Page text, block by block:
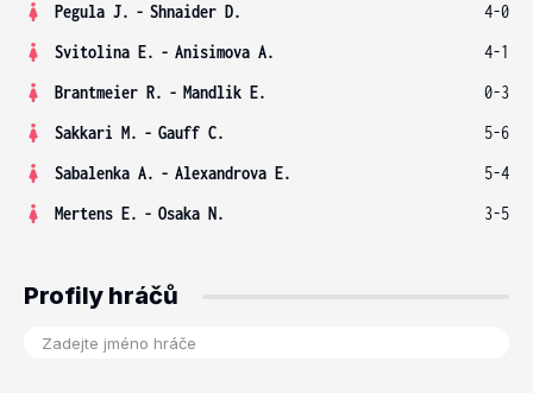
Pegula J. - Shnaider D.
4-0
Svitolina E. - Anisimova A.
4-1
Brantmeier R. - Mandlik E.
0-3
Sakkari M. - Gauff C.
5-6
Sabalenka A. - Alexandrova E.
5-4
Mertens E. - Osaka N. 3-5
Profily hráčů